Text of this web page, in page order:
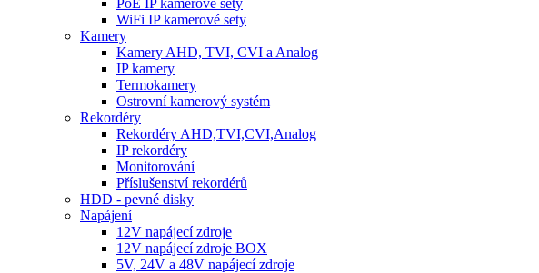
PoE IP kamerové sety
WiFi IP kamerové sety
Kamery
Kamery AHD, TVI, CVI a Analog
IP kamery
Termokamery
Ostrovní kamerový systém
Rekordéry
Rekordéry AHD,TVI,CVI,Analog
IP rekordéry
Monitorování
Příslušenství rekordérů
HDD - pevné disky
Napájení
12V napájecí zdroje
12V napájecí zdroje BOX
5V, 24V a 48V napájecí zdroje